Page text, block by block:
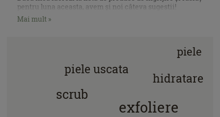
pentru luna aceasta, avem și noi câteva sugestii!
Mai mult »
exfoliere
scrub
hidratare
piele uscata
piele